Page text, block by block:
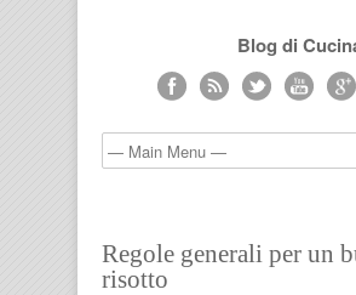
Blog di
Regole generali per un
risotto